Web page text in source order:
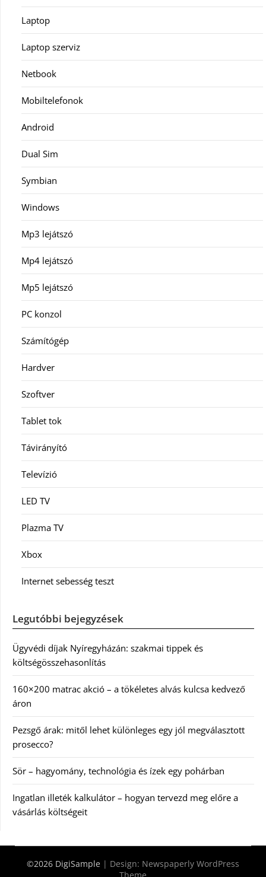
Laptop
Laptop szerviz
Netbook
Mobiltelefonok
Android
Dual Sim
Symbian
Windows
Mp3 lejátszó
Mp4 lejátszó
Mp5 lejátszó
PC konzol
Számítógép
Hardver
Szoftver
Tablet tok
Távirányító
Televízió
LED TV
Plazma TV
Xbox
Internet sebesség teszt
Legutóbbi bejegyzések
Ügyvédi díjak Nyíregyházán: szakmai tippek és
költségösszehasonlítás
160×200 matrac akció – a tökéletes alvás kulcsa kedvező
áron
Pezsgő árak: mitől lehet különleges egy jól megválasztott
prosecco?
Sör – hagyomány, technológia és ízek egy pohárban
Ingatlan illeték kalkulátor – hogyan tervezd meg előre a
vásárlás költségeit
©2026 DigiSample | Design: Newspaperly WordPress
Theme